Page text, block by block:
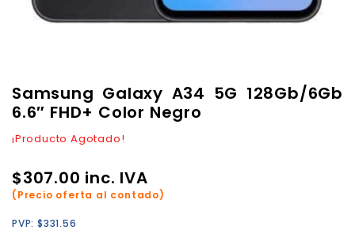
Samsung Galaxy A34 5G 128Gb/6Gb
6.6″ FHD+ Color Negro
¡Producto Agotado!
$307.00 inc. IVA
(Precio oferta al contado)
PVP: $331.56